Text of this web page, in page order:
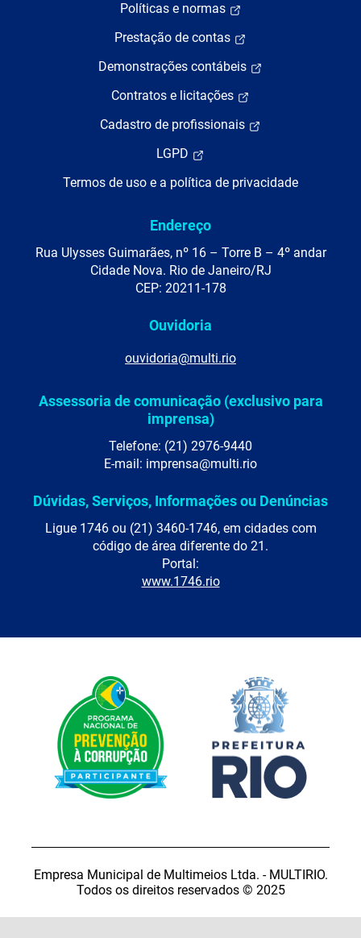
Políticas e normas
Prestação de contas
Demonstrações contábeis
Contratos e licitações
Cadastro de profissionais
LGPD
Termos de uso e a política de privacidade
Endereço
Rua Ulysses Guimarães, nº 16 – Torre B – 4º andar
Cidade Nova. Rio de Janeiro/RJ
CEP: 20211-178
Ouvidoria
ouvidoria@multi.rio
Assessoria de comunicação (exclusivo para
imprensa)
Telefone: (21) 2976-9440
E-mail: imprensa@multi.rio
Dúvidas, Serviços, Informações ou Denúncias
Ligue 1746 ou (21) 3460-1746, em cidades com
código de área diferente do 21.
Portal:
www.1746.rio
Empresa Municipal de Multimeios Ltda. - MULTIRIO.
Todos os direitos reservados © 2025